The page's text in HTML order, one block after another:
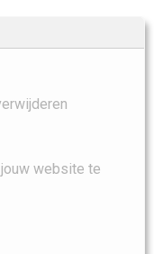
website te